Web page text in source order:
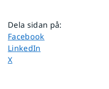
Dela sidan på:
Dela sidan på
Facebook
Dela sidan på
LinkedIn
Dela sidan på
X